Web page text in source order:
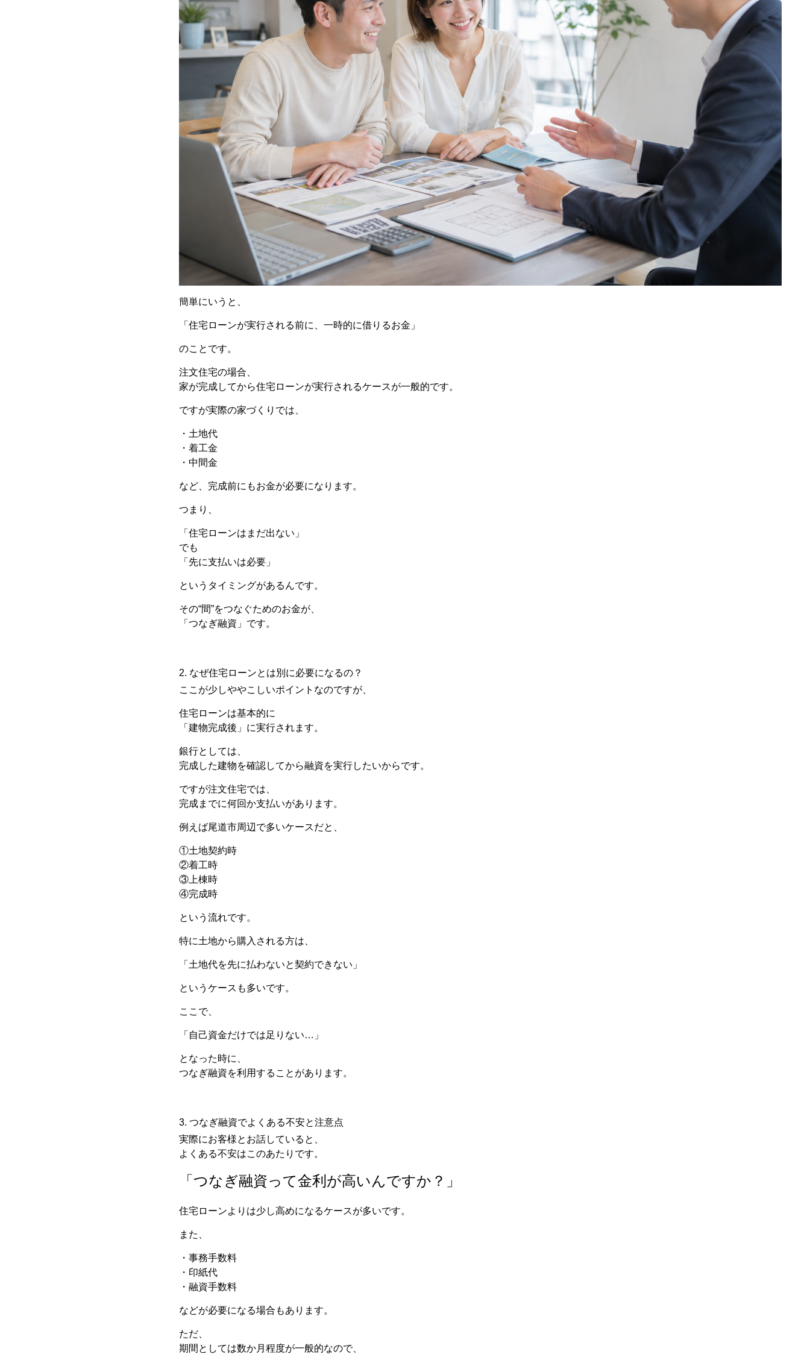
簡単にいうと、
「住宅ローンが実行される前に、一時的に借りるお金」
のことです。
注文住宅の場合、
家が完成してから住宅ローンが実行されるケースが一般的です。
ですが実際の家づくりでは、
・土地代
・着工金
・中間金
など、完成前にもお金が必要になります。
つまり、
「住宅ローンはまだ出ない」
でも
「先に支払いは必要」
というタイミングがあるんです。
その“間”をつなぐためのお金が、
「つなぎ融資」です。
2. なぜ住宅ローンとは別に必要になるの？
ここが少しややこしいポイントなのですが、
住宅ローンは基本的に
「建物完成後」に実行されます。
銀行としては、
完成した建物を確認してから融資を実行したいからです。
ですが注文住宅では、
完成までに何回か支払いがあります。
例えば尾道市周辺で多いケースだと、
①土地契約時
②着工時
③上棟時
④完成時
という流れです。
特に土地から購入される方は、
「土地代を先に払わないと契約できない」
というケースも多いです。
ここで、
「自己資金だけでは足りない…」
となった時に、
つなぎ融資を利用することがあります。
3. つなぎ融資でよくある不安と注意点
実際にお客様とお話していると、
よくある不安はこのあたりです。
「つなぎ融資って金利が高いんですか？」
住宅ローンよりは少し高めになるケースが多いです。
また、
・事務手数料
・印紙代
・融資手数料
などが必要になる場合もあります。
ただ、
期間としては数か月程度が一般的なので、